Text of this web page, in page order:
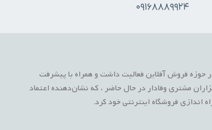
۰۹۱۶۸۸۸۹۹۲۴
فروش آفلاین فعالیت داشت و همراه با پیشرفت
مشتری وفادار در حال حاضر ، که نشان‌دهنده اعتماد
فروشگاه اینترنتی خود کرد.